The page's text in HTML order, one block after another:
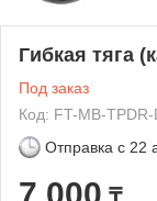
Гибкая тяга
Под заказ
Код: FT-MB-TPDR-
Отправка с 22
7 000